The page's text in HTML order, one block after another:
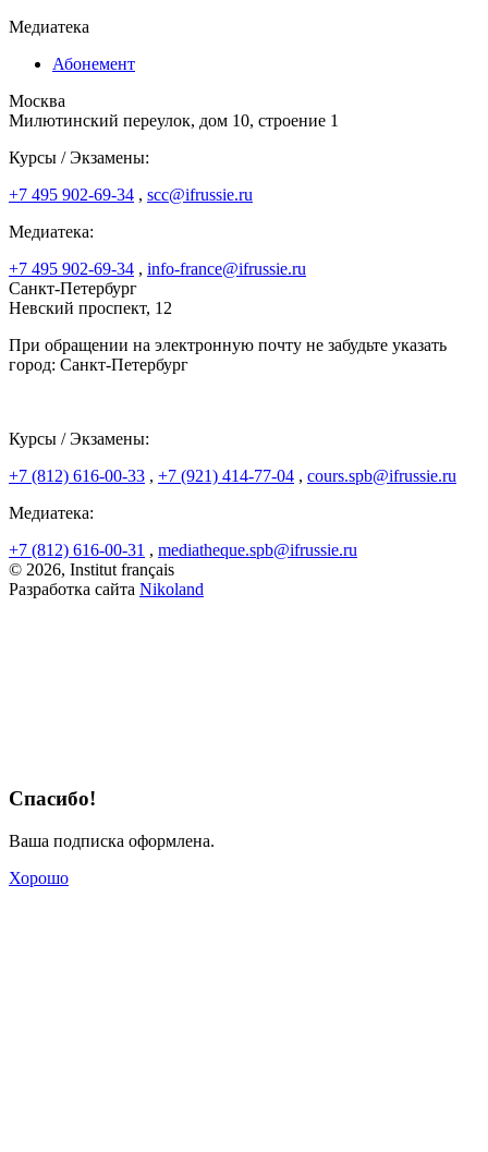
Медиатека
Абонемент
Москва
Милютинский переулок, дом 10, строение 1
Курсы / Экзамены:
+7 495 902-69-34 , scc@ifrussie.ru
Медиатека:
+7 495 902-69-34 , info-france@ifrussie.ru
Санкт-Петербург
Невский проспект, 12
При обращении на электронную почту не забудьте указать
город: Санкт-Петербург
Курсы / Экзамены:
+7 (812) 616-00-33 , +7 (921) 414-77-04 , cours.spb@ifrussie.ru
Медиатека:
+7 (812) 616-00-31 , mediatheque.spb@ifrussie.ru
© 2026, Institut français
Разработка сайта Nikoland
Спасибо!
Ваша подписка оформлена.
Хорошо